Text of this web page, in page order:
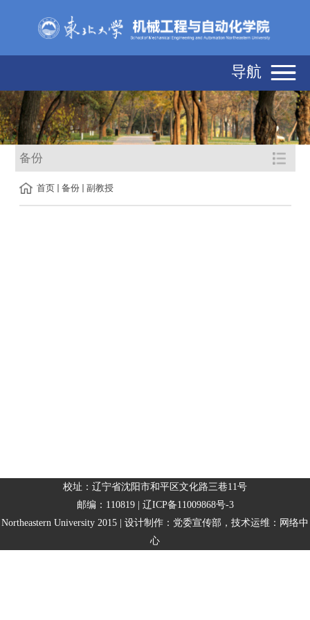
导航
备份
首页 备份 副教授
校址：辽宁省沈阳市和平区文化路三巷11号
邮编：110819 | 辽ICP备11009868号-3
Northeastern University 2015 | 设计制作：党委宣传部，技术运维：网络中
心